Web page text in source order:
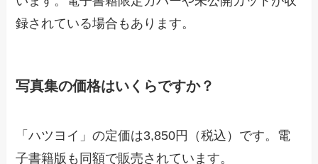
録されている場合もあります。
写真集の価格はいくらですか？
「ハツヨイ」の定価は3,850円（税込）です。電
子書籍版も同額で販売されています。